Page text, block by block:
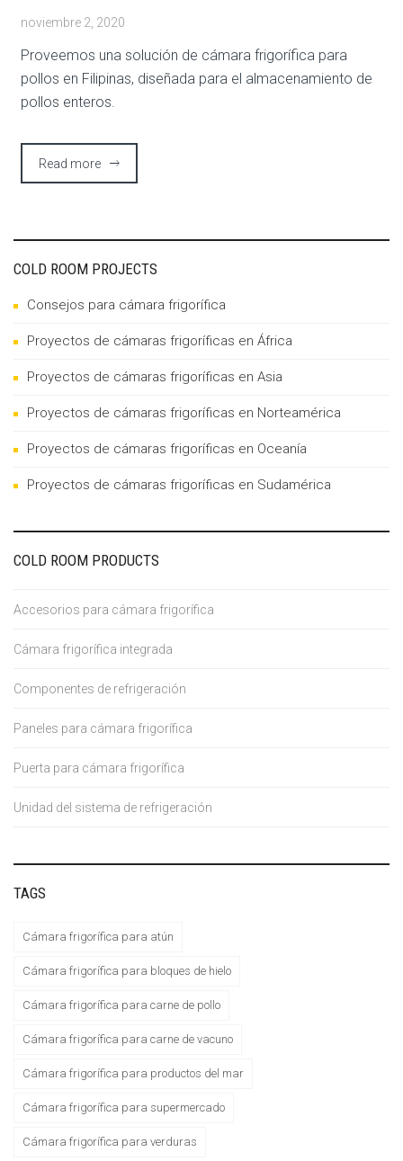
noviembre 2, 2020
Proveemos una solución de cámara frigorífica para
pollos en Filipinas, diseñada para el almacenamiento de
pollos enteros.
Read more
COLD ROOM PROJECTS
Consejos para cámara frigorífica
Proyectos de cámaras frigoríficas en África
Proyectos de cámaras frigoríficas en Asia
Proyectos de cámaras frigoríficas en Norteamérica
Proyectos de cámaras frigoríficas en Oceanía
Proyectos de cámaras frigoríficas en Sudamérica
COLD ROOM PRODUCTS
Accesorios para cámara frigorífica
Cámara frigorífica integrada
Componentes de refrigeración
Paneles para cámara frigorífica
Puerta para cámara frigorífica
Unidad del sistema de refrigeración
TAGS
Cámara frigorífica para atún
Cámara frigorífica para bloques de hielo
Cámara frigorífica para carne de pollo
Cámara frigorífica para carne de vacuno
Cámara frigorífica para productos del mar
Cámara frigorífica para supermercado
Cámara frigorífica para verduras